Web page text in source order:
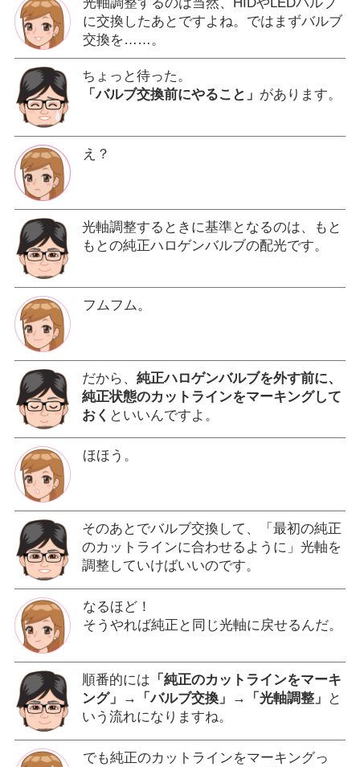
に交換したあとですよね。ではまずバルブ
交換を……。
ちょっと待った。
「バルブ交換前にやること」 があります。
え？
光軸調整するときに基準となるのは、もと
もとの純正ハロゲンバルブの配光です。
フムフム。
だから、 純正ハロゲンバルブを外す前に、
純正状態のカットラインをマーキングして
おく といいんですよ。
ほほう。
そのあとでバルブ交換して、「最初の純正
のカットラインに合わせるように」光軸を
調整していけばいいのです。
なるほど！
そうやれば純正と同じ光軸に戻せるんだ。
順番的には 「純正のカットラインをマーキ
ング」→「バルブ交換」→「光軸調整」
と
いう流れになりますね。
でも純正のカットラインをマーキングっ